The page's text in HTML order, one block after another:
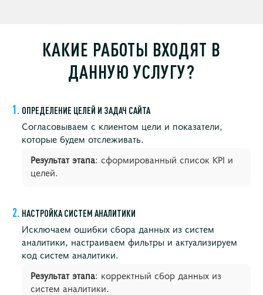
КАКИЕ РАБОТЫ ВХОДЯТ В
ДАННУЮ УСЛУГУ?
ОПРЕДЕЛЕНИЕ ЦЕЛЕЙ И ЗАДАЧ САЙТА
Согласовываем с клиентом цели и показатели,
которые будем отслеживать.
Результат этапа: сформированный список KPI и
целей.
НАСТРОЙКА СИСТЕМ АНАЛИТИКИ
Исключаем ошибки сбора данных из систем
аналитики, настраиваем фильтры и актуализируем
код систем аналитики.
Результат этапа: корректный сбор данных из
систем аналитики.